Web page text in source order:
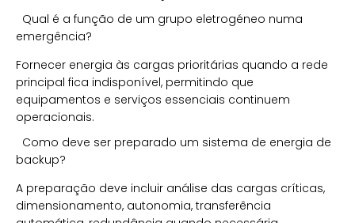
Qual é a função de um grupo eletrogéneo numa
emergência?
Fornecer energia às cargas prioritárias quando a rede
principal fica indisponível, permitindo que
equipamentos e serviços essenciais continuem
operacionais.
Como deve ser preparado um sistema de energia de
backup?
A preparação deve incluir análise das cargas críticas,
dimensionamento, autonomia, transferência